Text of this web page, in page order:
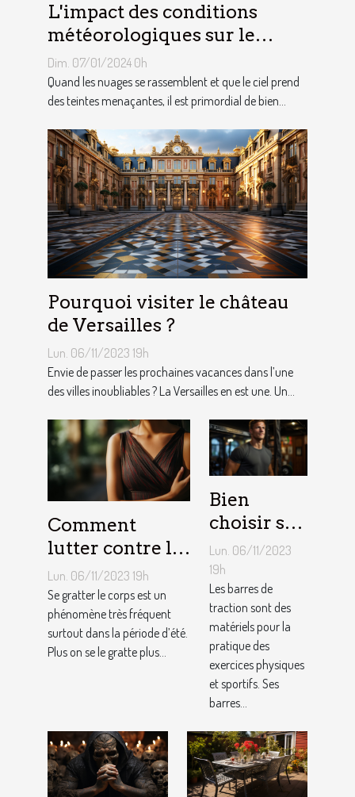
L'impact des conditions
météorologiques sur le
choix des tentes publicitaires
Dim. 07/01/2024 0h
Quand les nuages se rassemblent et que le ciel prend
des teintes menaçantes, il est primordial de bien...
Pourquoi visiter le château
de Versailles ?
Lun. 06/11/2023 19h
Envie de passer les prochaines vacances dans l’une
des villes inoubliables ? La Versailles en est une. Un...
Comment
lutter contre la
démangeaison ?
Lun. 06/11/2023 19h
Se gratter le corps est un
phénomène très fréquent
surtout dans la période d’été.
Plus on se le gratte plus...
Bien
choisir sa
barre de
traction :
nos
conseils !
Lun. 06/11/2023
19h
Les barres de
traction sont des
matériels pour la
pratique des
exercices physiques
et sportifs. Ses
barres...